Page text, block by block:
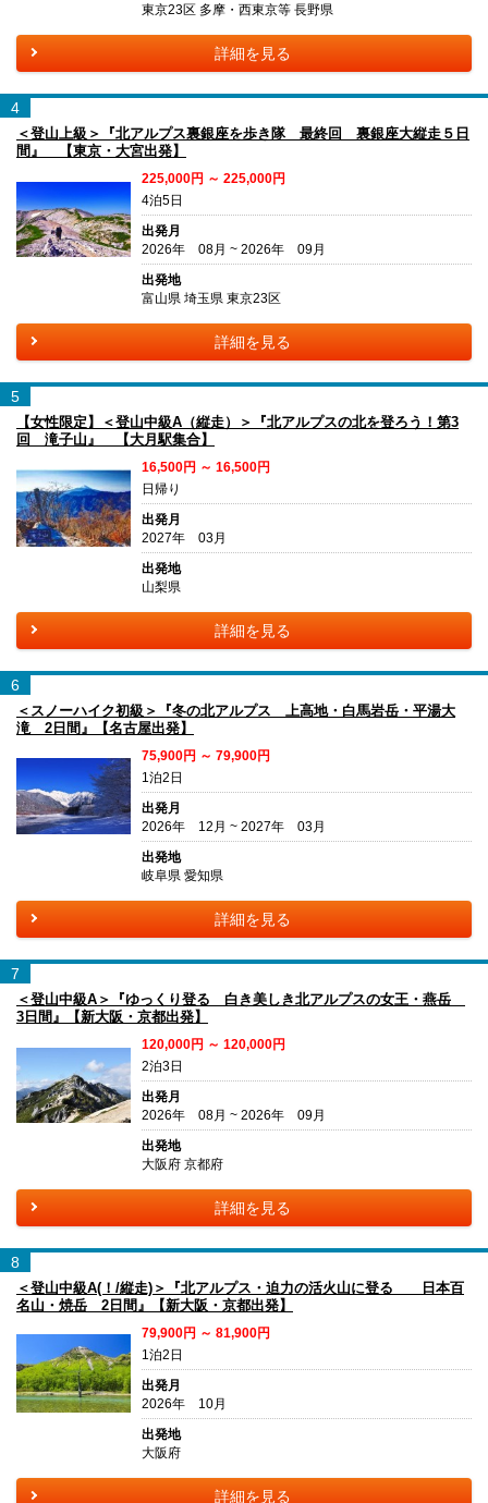
東京23区 多摩・西東京等 長野県
詳細を見る
4
＜登山上級＞『北アルプス裏銀座を歩き隊 最終回 裏銀座大縦走５日
間』 【東京・大宮出発】
225,000円 ～ 225,000円
4泊5日
出発月
2026年 08月 ~ 2026年 09月
出発地
富山県 埼玉県 東京23区
詳細を見る
5
【女性限定】＜登山中級A（縦走）＞『北アルプスの北を登ろう！第3
回 滝子山』 【大月駅集合】
16,500円 ～ 16,500円
日帰り
出発月
2027年 03月
出発地
山梨県
詳細を見る
6
＜スノーハイク初級＞『冬の北アルプス 上高地・白馬岩岳・平湯大
滝 2日間』【名古屋出発】
75,900円 ～ 79,900円
1泊2日
出発月
2026年 12月 ~ 2027年 03月
出発地
岐阜県 愛知県
詳細を見る
7
＜登山中級A＞『ゆっくり登る 白き美しき北アルプスの女王・燕岳
3日間』【新大阪・京都出発】
120,000円 ～ 120,000円
2泊3日
出発月
2026年 08月 ~ 2026年 09月
出発地
大阪府 京都府
詳細を見る
8
＜登山中級A(！/縦走)＞『北アルプス・迫力の活火山に登る 日本百
名山・焼岳 2日間』【新大阪・京都出発】
79,900円 ～ 81,900円
1泊2日
出発月
2026年 10月
出発地
大阪府
詳細を見る